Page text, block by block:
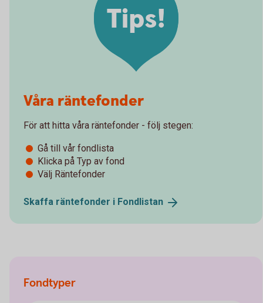
Våra räntefonder
För att hitta våra räntefonder - följ stegen:
Gå till vår fondlista
Klicka på Typ av fond
Välj Räntefonder
Skaffa räntefonder i Fondlistan
Tips!
Fondtyper